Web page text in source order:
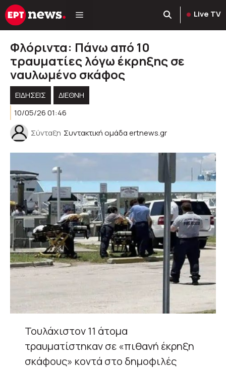
Μετάβαση
σε
Live TV
Φλόριντα: Πάνω από 10
τραυματίες λόγω έκρηξης σε
ναυλωμένο σκάφος
ΕΙΔΗΣΕΙΣ
ΔΙΕΘΝΗ
10/05/26 01:46
Σύνταξη Συντακτική ομάδα ertnews.gr
Τουλάχιστον 11 άτομα
τραυματίστηκαν σε «πιθανή έκρηξη
σκάφους» κοντά στο δημοφιλές